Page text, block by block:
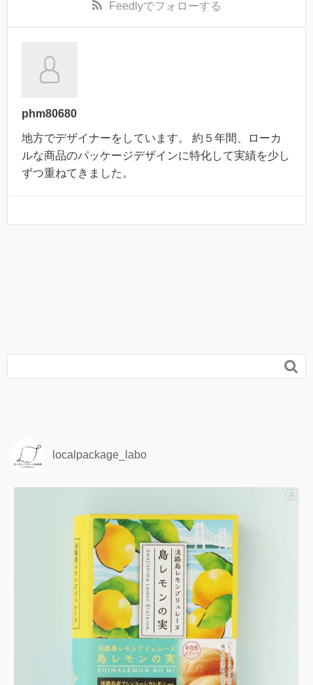
Feedlyでフォローする
phm80680
地方でデザイナーをしています。 約５年間、ローカ
ルな商品のパッケージデザインに特化して実績を少し
ずつ重ねてきました。

localpackage_labo